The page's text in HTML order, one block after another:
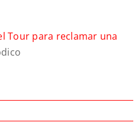
Tour para reclamar una